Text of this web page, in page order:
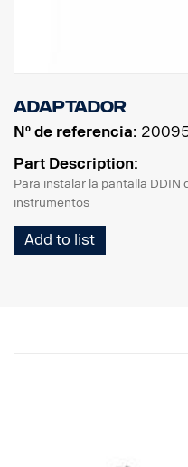
Adaptador
Nº de referencia:
Part Description:
Para instalar la pantalla DDIN
instrumentos
Add to list